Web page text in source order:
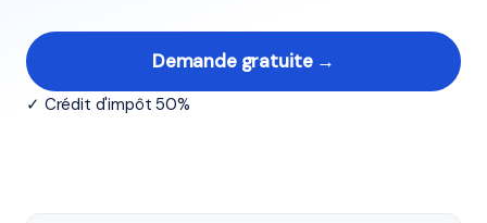
Demande gratuite →
✓ Crédit d'impôt 50%